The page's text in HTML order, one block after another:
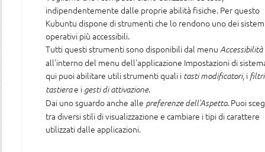
indipendentemente dalle proprie abilità fisiche. Per questo
Kubuntu dispone di strumenti che lo rendono uno dei
operativi più accessibili.
Tutti questi strumenti sono disponibili dal menu Accessibilità
all'interno del menu dell'applicazione Impostazioni di
qui puoi abilitare utili strumenti quali i tasti modificatori, i filtri
tastierae i gesti di attivazione.
Dai uno sguardo anche alle preferenze dell'Aspetto. Puoi
tra diversi stili di visualizzazione e cambiare i tipi di carattere
utilizzati dalle applicazioni.